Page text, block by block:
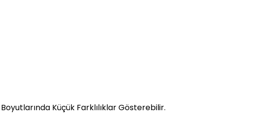
Küçük Farklılıklar Gösterebilir.